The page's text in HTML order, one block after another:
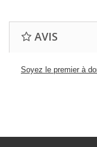
AVIS
Soyez le premier à